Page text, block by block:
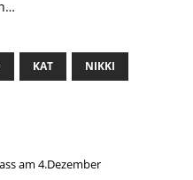
KAT NIKKI
am 4.Dezember